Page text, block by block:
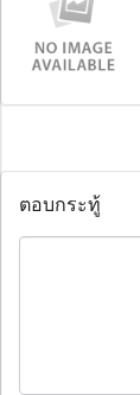
ตอบกระทู้